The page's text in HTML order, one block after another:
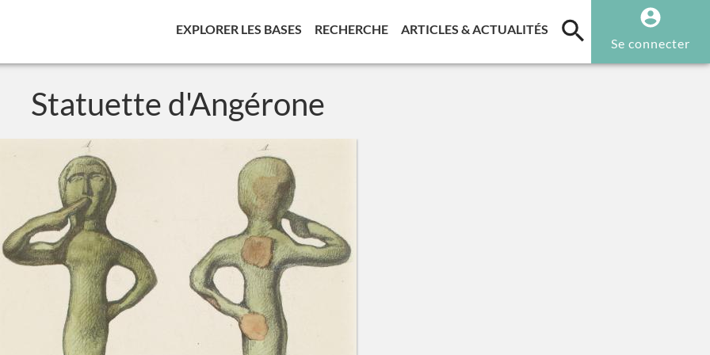
EXPLORER LES BASES (CURRENT)
RECHERCHE(CURRENT)
ARTICLES & ACTUALITÉS (CURRENT)
Se connecter
Statuette d'Angérone